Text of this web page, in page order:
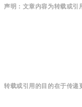
声明：文章内容为转载或引
转载或引用的目的在于传递